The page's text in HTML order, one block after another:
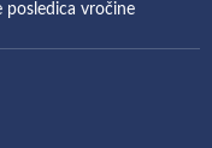
posledica vročine